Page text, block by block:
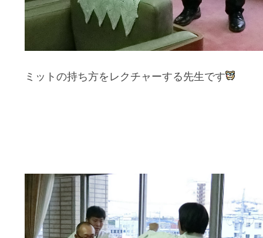
ミットの持ち方をレクチャーする先生です